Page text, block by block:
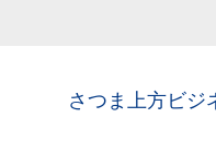
さつま上方ビジ